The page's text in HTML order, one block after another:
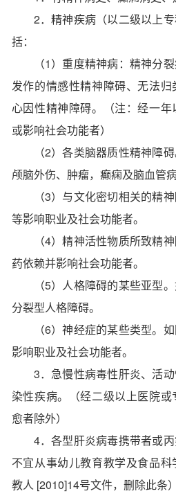
2．精神疾病（以二级以上
括：
（1）重度精神病：精神分
发作的情感性精神障碍、无法
心因性精神障碍。（注：经一
或影响社会功能者）
（2）各类脑器质性精神障
颅脑外伤、肿瘤，癫痫及脑血管病
（3）与文化密切相关的精
等影响职业及社会功能者。
（4）精神活性物质所致精
药依赖并影响社会功能者。
（5）人格障碍的某些亚型
分裂型人格障碍。
（6）神经症的某些类型。
影响职业及社会功能者。
3．急慢性病毒性肝炎、活
染性疾病。（经二级以上医院
愈者除外）
4．各型肝炎病毒携带者或
不宜从事幼儿教育教学及食品
教人 [2010]14号文件，删除此条）